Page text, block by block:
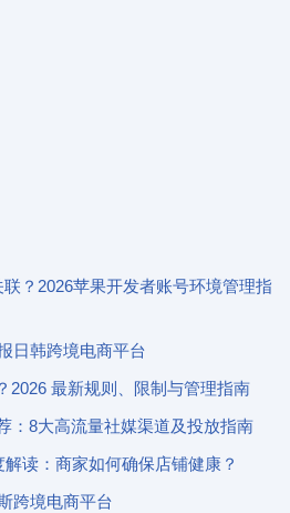
？2026苹果开发者账号环境管理指
日韩跨境电商平台
2026 最新规则、限制与管理指南
：8大高流量社媒渠道及投放指南
读：商家如何确保店铺健康？
跨境电商平台